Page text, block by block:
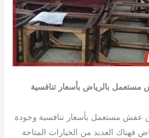
بالرياض بأسعار تنافسية
عفش مستعمل بأسعار تنافسية وجودة
فهناك العديد من الخيارات المتاحة